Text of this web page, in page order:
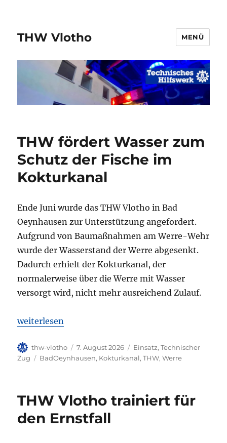
THW Vlotho MENÜ
THW fördert Wasser zum
Schutz der Fische im
Kokturkanal
Ende Juni wurde das THW Vlotho in Bad
Oeynhausen zur Unterstützung angefordert.
Aufgrund von Baumaßnahmen am Werre-Wehr
wurde der Wasserstand der Werre abgesenkt.
Dadurch erhielt der Kokturkanal, der
normalerweise über die Werre mit Wasser
versorgt wird, nicht mehr ausreichend Zulauf.
„THW fördert Wasser zum Schutz der Fische im
weiterlesen
Autor
thw-vlotho
Veröffentlicht
am
7. August 2026 Kategorien
Einsatz,Technischer
Zug
Schlagwörter
BadOeynhausen, Kokturkanal,THW,Werre
THW Vlotho trainiert für
den Ernstfall